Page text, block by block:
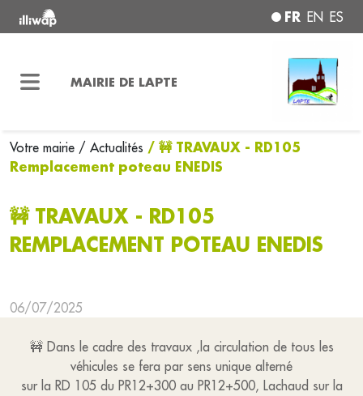
FR EN ES
MAIRIE DE LAPTE
Votre mairie / Actualités / 🚧 TRAVAUX - RD105
Remplacement poteau ENEDIS
🚧 TRAVAUX - RD105
REMPLACEMENT POTEAU ENEDIS
06/07/2025
🚧 Dans le cadre des travaux ,la circulation de tous les
véhicules se fera par sens unique alterné
sur la RD 105 du PR12+300 au PR12+500, Lachaud sur la